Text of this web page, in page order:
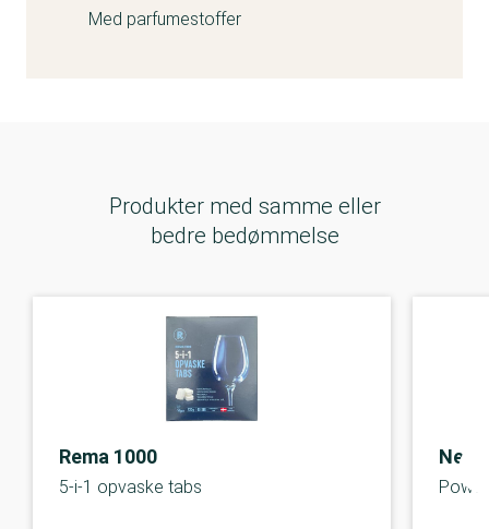
Med parfumestoffer
Produkter med samme eller
bedre bedømmelse
Rema 1000
5-i-1 opvaske tabs